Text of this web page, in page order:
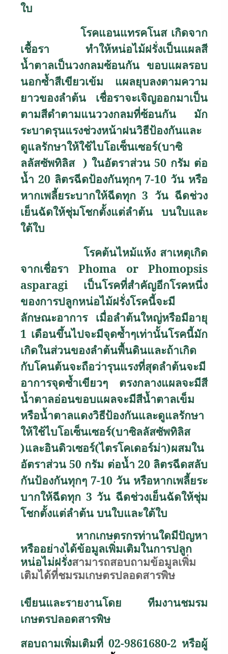
ใบ
โรคแอนแทรคโนส เกิดจาก
เชื้อรา ทำให้หน่อไม้ฝรั่งเป็นแผลสี
น้ำตาลเป็นวงกลมซ้อนกัน ขอบแผลรอบ
นอกซ้ำสีเขียวเข้ม แผลยุบลงตามความ
ยาวของลำต้น เชื่อราจะเจิญออกมาเป็น
ตามสีดำตามแนววงกลมที่ซ้อนกัน มัก
ระบาดรุนแรงช่วงหน้าฝนวิธีป้องกันและ
ดูแลรักษาให้ใช้ไบโอเซ็นเซอร์(บาซิ
ลลัสซัพทิลิส ) ในอัตราส่วน 50 กรัม ต่อ
น้ำ 20 ลิตรฉีดป้องกันทุกๆ 7-10 วัน หรือ
หากเพลี้ยระบากให้ฉีดทุก 3 วัน ฉีดช่วง
เย็นฉัดให้ชุ่มโชกตั้งแต่ลำต้น บนใบและ
ใต้ใบ
โรคต้นไหม้แห้ง สาเหตุเกิด
จากเชื่อรา Phoma or Phomopsis
asparagi เป็นโรคที่สำคัญอีกโรคหนึ่ง
ของการปลูกหน่อไม้ฝรั่งโรคนี้จะมี
ลักษณะอาการ เมื่อลำต้นใหญ่หรือมีอายุ
1 เดือนขึ้นไปจะมีจุดซ้ำๆเท่านั้นโรคนี้มัก
เกิดในส่วนของลำต้นพื้นดินและถ้าเกิด
กับโคนต้นจะถือว่ารุนแรงที่สุดลำต้นจะมี
อาการจุดซ้ำเขียวๆ ตรงกลางแผลจะมีสี
น้ำตาลอ่อนขอบแผลจะมีสีน้ำตาลเข็ม
หรือน้ำตาลแดงวิธีป้องกันและดูแลรักษา
ให้ใช้ไบโอเซ็นเซอร์(บาซิลลัสซัพทิลิส
)และอินดิวเซอร์(ไตรโคเดอร์ม่า)ผสมใน
อัตราส่วน 50 กรัม ต่อน้ำ 20 ลิตรฉีดสลับ
กันป้องกันทุกๆ 7-10 วัน หรือหากเพลี้ยระ
บากให้ฉีดทุก 3 วัน ฉีดช่วงเย็นฉัดให้ชุ่ม
โชกตั้งแต่ลำต้น บนใบและใต้ใบ
หากเกษตรกรท่านใดมีปัญหา
หรืออย่างได้ข้อมูลเพิ่มเติมในการปลูก
หน่อไม่ฝรั่งสามารถสอบถามข้อมูลเพิ่ม
เติมได้ที่ชมรมเกษตรปลอดสารพิษ
เขียนและรายงานโดย ทีมงานชมรม
เกษตรปลอดสารพิษ
สอบถามเพิ่มเติมที่ 02-9861680-2 หรือผู้